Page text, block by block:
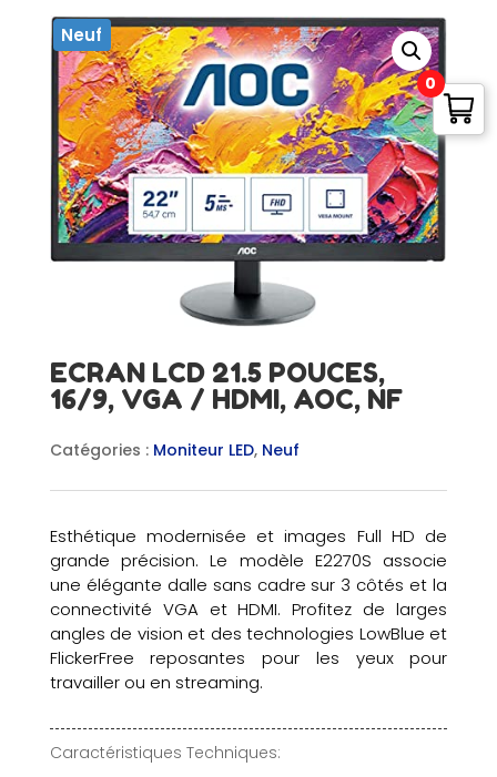
Neuf
ECRAN LCD 21.5 POUCES,
16/9, VGA / HDMI, AOC, NF
Catégories : Moniteur LED, Neuf
Esthétique modernisée et images Full HD de
grande précision. Le modèle E2270S associe
une élégante dalle sans cadre sur 3 côtés et la
connectivité VGA et HDMI. Profitez de larges
angles de vision et des technologies LowBlue et
FlickerFree reposantes pour les yeux pour
travailler ou en streaming.
Caractéristiques Techniques:
0